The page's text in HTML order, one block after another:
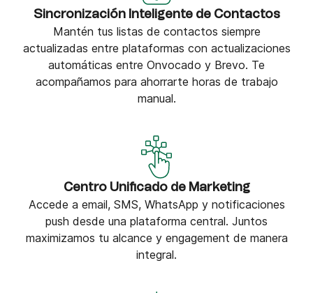
Sincronización Inteligente de Contactos
Mantén tus listas de contactos siempre
actualizadas entre plataformas con actualizaciones
automáticas entre Onvocado y Brevo. Te
acompañamos para ahorrarte horas de trabajo
manual.
Centro Unificado de Marketing
Accede a email, SMS, WhatsApp y notificaciones
push desde una plataforma central. Juntos
maximizamos tu alcance y engagement de manera
integral.